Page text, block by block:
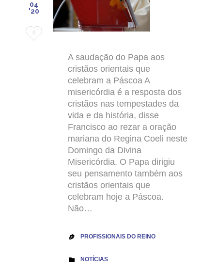
04
'20
Love
0
A saudação do Papa aos
cristãos orientais que
celebram a Páscoa A
misericórdia é a resposta dos
cristãos nas tempestades da
vida e da história, disse
Francisco ao rezar a oração
mariana do Regina Coeli neste
Domingo da Divina
Misericórdia. O Papa dirigiu
seu pensamento também aos
cristãos orientais que
celebram hoje a Páscoa.
Não…
 PROFISSIONAIS DO REINO
 CATEGORY
NOTÍCIAS